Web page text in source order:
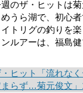
のザ・ヒットは
めうら湖で、初心
イトリグの釣りを
ンルアーは、福島
ヒット「流れな
まらず…菊元俊文」